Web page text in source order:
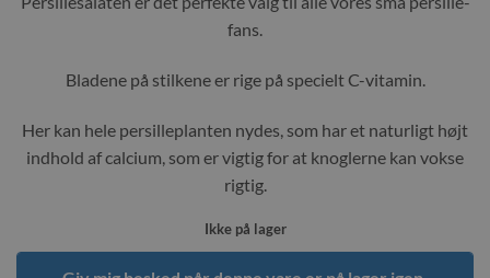
fans.
Bladene på stilkene er rige på specielt C-vitamin.
Her kan hele persilleplanten nydes, som har et naturligt højt
indhold af calcium, som er vigtig for at knoglerne kan vokse
rigtig.
Ikke på lager